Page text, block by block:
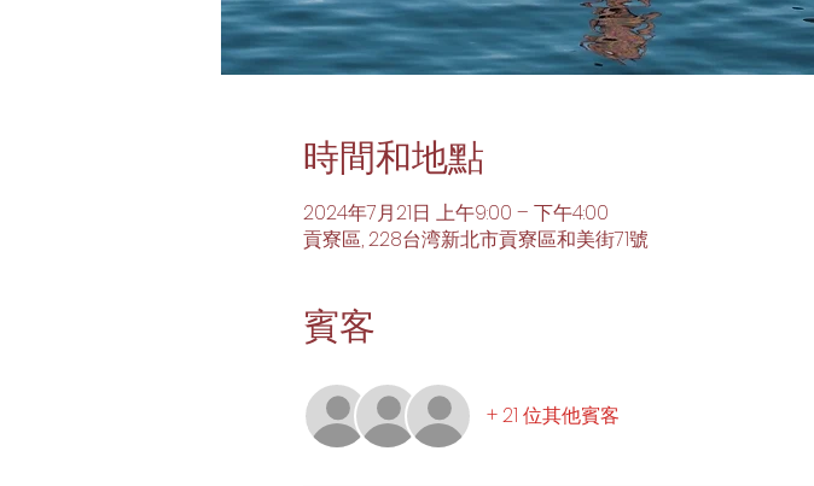
時間和地點
2024年7月21日 上午9:00 – 下午4:00
貢寮區, 228台湾新北市貢寮區和美街71號
賓客
+ 21 位其他賓客